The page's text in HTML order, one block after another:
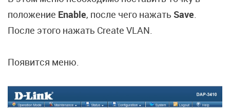
положение Enable, после чего нажать Save.
После этого нажать Create VLAN.
Появится меню.